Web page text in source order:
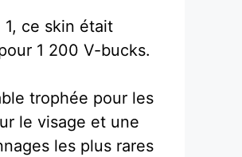
ce skin était
1 200 V-bucks.
trophée pour les
le visage et une
les plus rares